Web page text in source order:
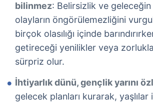
bilinmez: Belirsizlik ve
olayların öngörülemezliğini
birçok olasılığı içinde
getireceği yenilikler veya
sürpriz olur.
İhtiyarlık dünü, gençlik yarını
gelecek planları kurarak, yaşlılar